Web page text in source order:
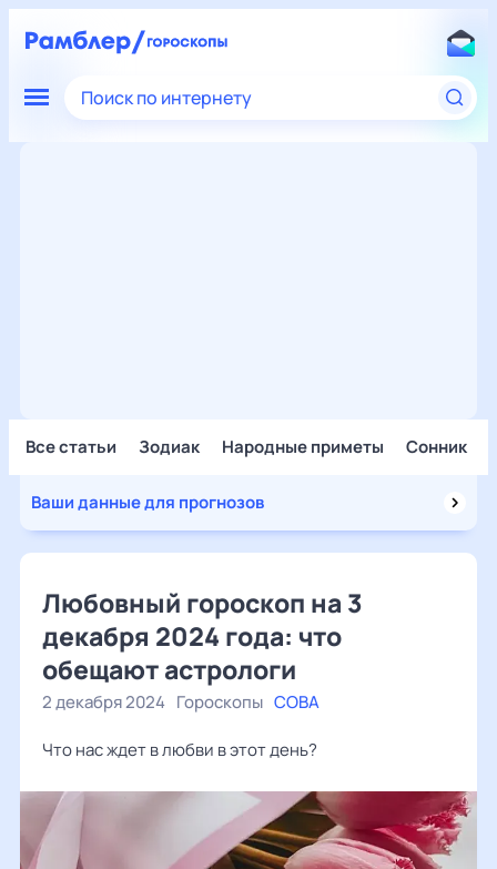
Поиск по интернету
Все статьи Зодиак Народные приметы Сонник
Ваши данные для прогнозов
Любовный гороскоп на 3
декабря 2024 года: что
обещают астрологи
2 декабря 2024 Гороскопы СОВА
Что нас ждет в любви в этот день?